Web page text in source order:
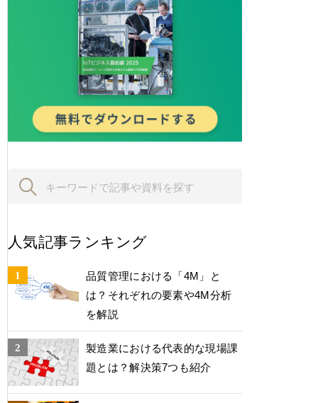
人気記事ランキング
品質管理における「4M」と
は？それぞれの要素や4M分析
を解説
製造業における代表的な現場課
題とは？解決策7つも紹介